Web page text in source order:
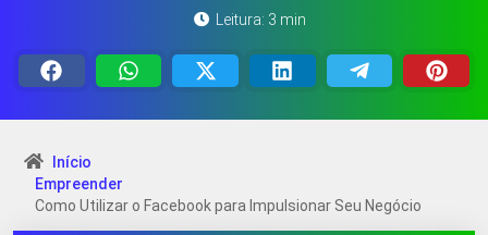
Leitura: 3 min
Início
Empreender
Como Utilizar o Facebook para Impulsionar Seu Negócio